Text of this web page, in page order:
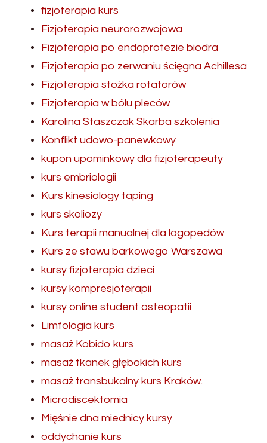
fizjoterapia kurs
Fizjoterapia neurorozwojowa
Fizjoterapia po endoprotezie biodra
Fizjoterapia po zerwaniu ścięgna Achillesa
Fizjoterapia stożka rotatorów
Fizjoterapia w bólu pleców
Karolina Staszczak Skarba szkolenia
Konflikt udowo-panewkowy
kupon upominkowy dla fizjoterapeuty
kurs embriologii
Kurs kinesiology taping
kurs skoliozy
Kurs terapii manualnej dla logopedów
Kurs ze stawu barkowego Warszawa
kursy fizjoterapia dzieci
kursy kompresjoterapii
kursy online student osteopatii
Limfologia kurs
masaż Kobido kurs
masaż tkanek głębokich kurs
masaż transbukalny kurs Kraków.
Microdiscektomia
Mięśnie dna miednicy kursy
oddychanie kurs